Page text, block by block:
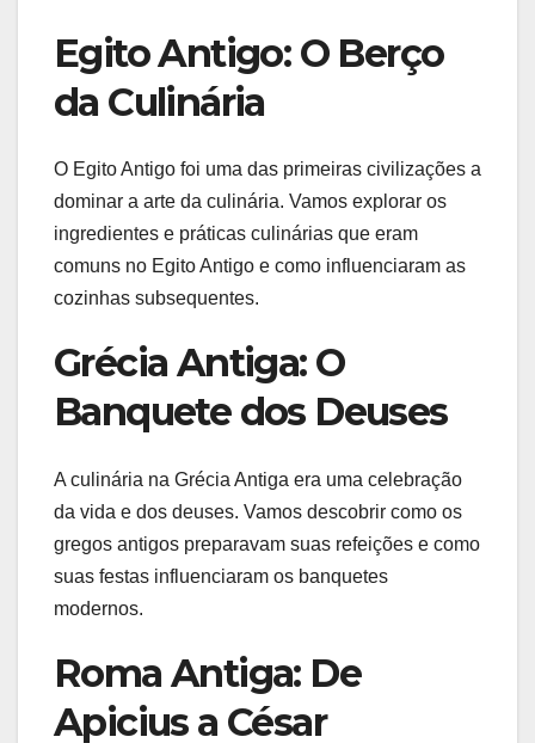
Egito Antigo: O Berço
da Culinária
O Egito Antigo foi uma das primeiras civilizações a
dominar a arte da culinária. Vamos explorar os
ingredientes e práticas culinárias que eram
comuns no Egito Antigo e como influenciaram as
cozinhas subsequentes.
Grécia Antiga: O
Banquete dos Deuses
A culinária na Grécia Antiga era uma celebração
da vida e dos deuses. Vamos descobrir como os
gregos antigos preparavam suas refeições e como
suas festas influenciaram os banquetes
modernos.
Roma Antiga: De
Apicius a César